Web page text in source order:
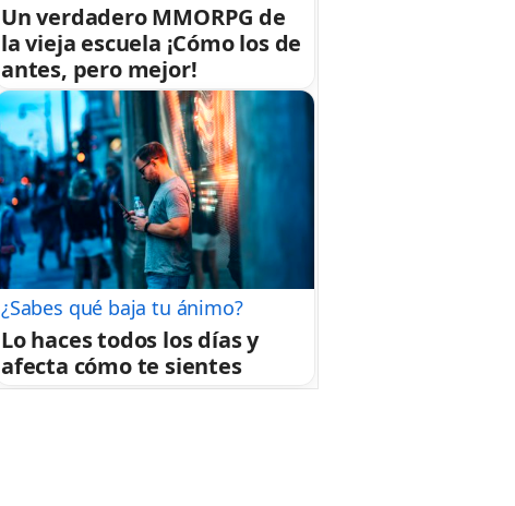
Un verdadero MMORPG de
la vieja escuela ¡Cómo los de
antes, pero mejor!
¿Sabes qué baja tu ánimo?
Lo haces todos los días y
afecta cómo te sientes